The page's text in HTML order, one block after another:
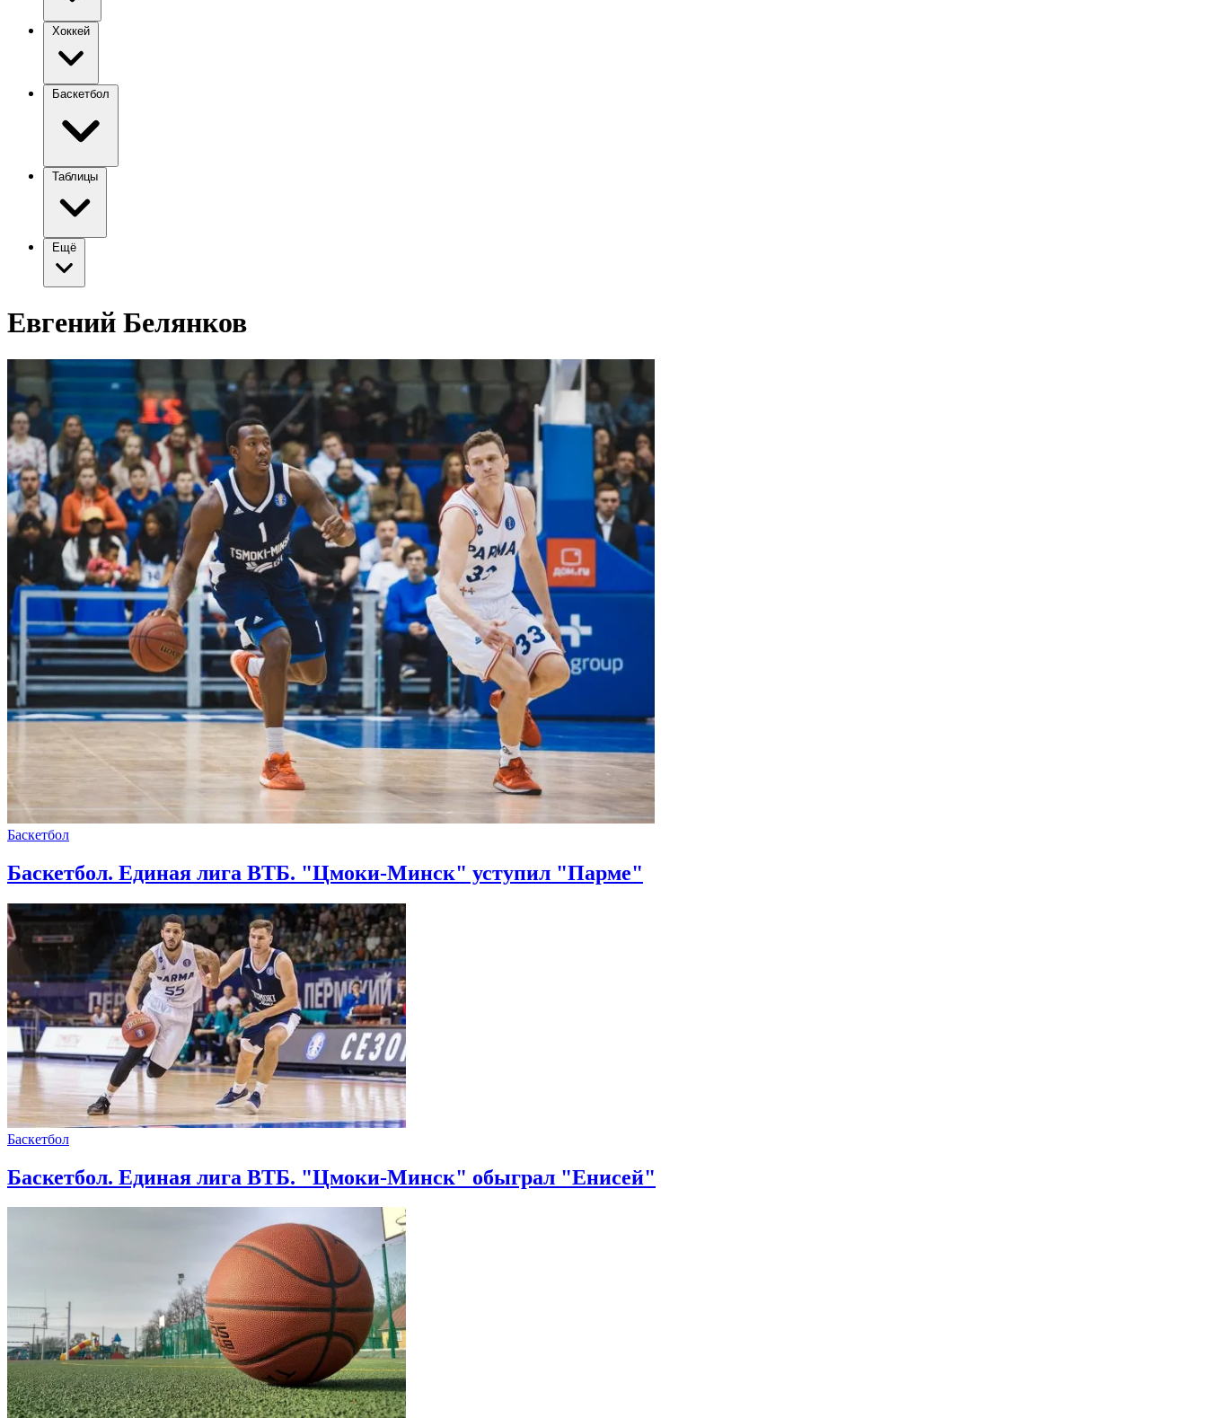
Хоккей
Баскетбол
Таблицы
Ещё
Евгений Белянков
Баскетбол
Баскетбол. Единая лига ВТБ. "Цмоки-Минск" уступил "Парме"
Баскетбол
Баскетбол. Единая лига ВТБ. "Цмоки-Минск" обыграл "Енисей"